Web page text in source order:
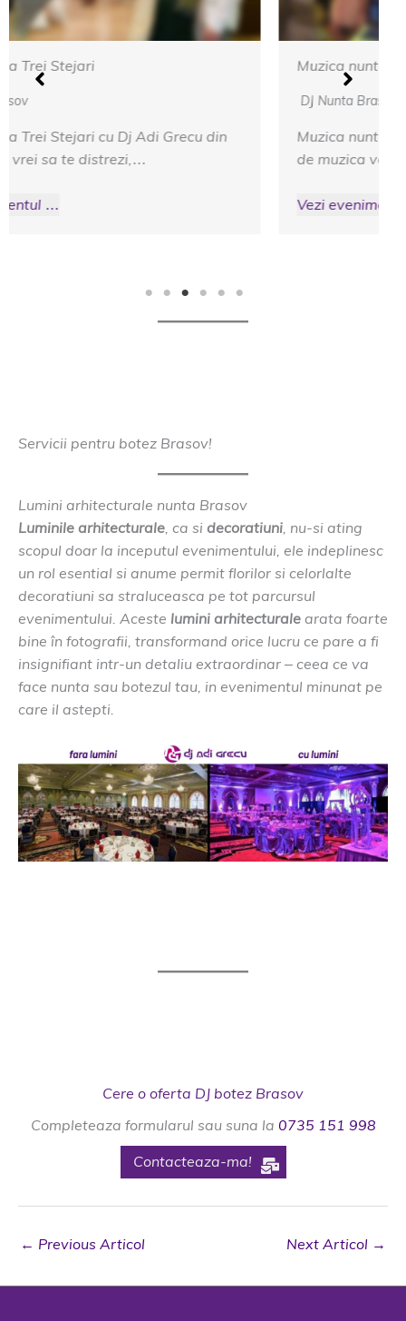
Muzica nunta Cetatea Carului
Muzica nunta Cetatea Carului – Fie ca vorbim
de muzica veche sau nou, cand invitatii…
Vezi evenimentul …
Servicii pentru botez Brasov!
Lumini arhitecturale nunta Brasov
Luminile arhitecturale, ca si decoratiuni, nu-si ating
scopul doar la inceputul evenimentului, ele indeplinesc
un rol esential si anume permit florilor si celorlalte
decoratiuni sa straluceasca pe tot parcursul
evenimentului. Aceste lumini arhitecturale arata foarte
bine în fotografii, transformand orice lucru ce pare a fi
insignifiant intr-un detaliu extraordinar – ceea ce va
face nunta sau botezul tau, in evenimentul minunat pe
care il astepti.
Cere o oferta DJ botez Brasov
Completeaza formularul sau suna la 0735 151 998
Contacteaza-ma!
← Previous Articol Next Articol →